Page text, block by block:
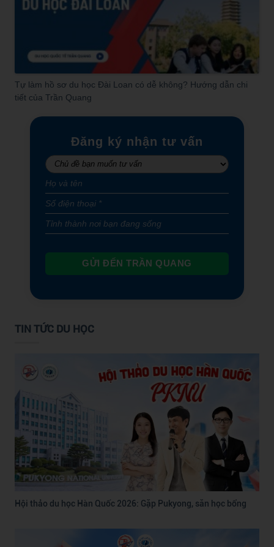
Tự làm hồ sơ du học Đài Loan có dễ không? Hướng dẫn chi
tiết của Trần Quang
Đăng ký nhận tư vấn
GỬI ĐẾN TRẦN QUANG
TIN TỨC DU HỌC
Hội thảo du học Hàn Quốc 2026: Gặp Pukyong, săn học bổng